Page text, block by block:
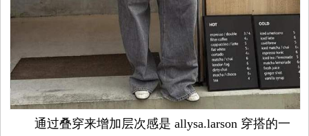
通过叠穿来增加层次感是 allysa.larson 穿搭的一